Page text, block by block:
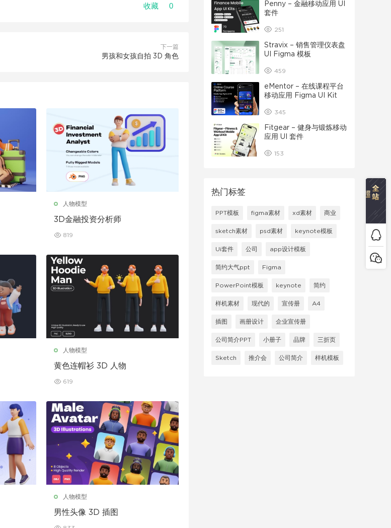
收藏 0
下一篇
男孩和女孩自拍 3D 角色
人物模型
3D金融投资分析师
819
人物模型
黄色连帽衫 3D 人物
619
人物模型
男性头像 3D 插图
Penny – 金融移动应用 UI
套件
251
Stravix – 销售管理仪表盘
UI Figma 模板
459
eMentor – 在线课程平台
移动应用 Figma UI Kit
345
Fitgear – 健身与锻炼移动
应用 UI 套件
153
热门标签
PPT模板 figma素材 xd素材 商业
sketch素材 psd素材 keynote模板
Ui套件 公司 app设计模板
简约大气ppt Figma
PowerPoint模板 keynote 简约
样机素材 现代的 宣传册 A4
插图 画册设计 企业宣传册
公司简介PPT 小册子 品牌 三折页
Sketch 推介会 公司简介 样机模板